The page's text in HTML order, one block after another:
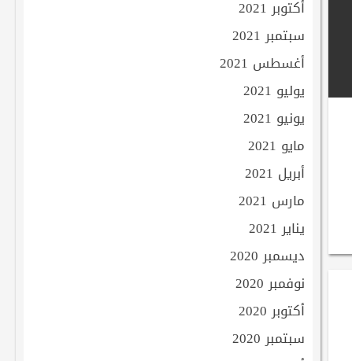
أكتوبر 2021
سبتمبر 2021
أغسطس 2021
يوليو 2021
يونيو 2021
مايو 2021
أبريل 2021
مارس 2021
يناير 2021
ديسمبر 2020
نوفمبر 2020
أكتوبر 2020
سبتمبر 2020